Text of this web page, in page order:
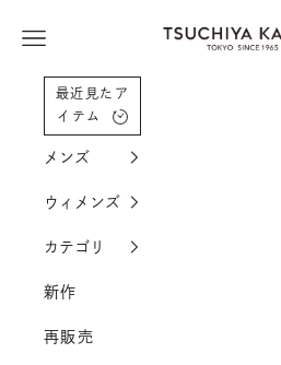
土屋鞄製造所
メニューを開く
最近見たア
イテム
メンズ
ウィメンズ
カテゴリ
新作
再販売